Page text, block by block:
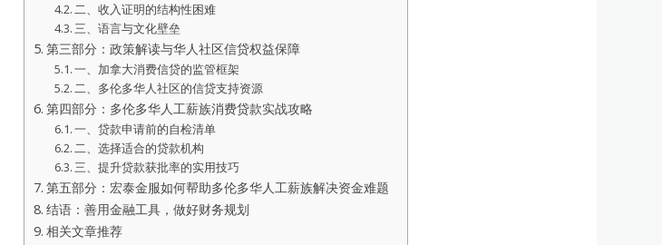
二、收入证明的结构性困难
三、语言与文化壁垒
第三部分：政策解读与华人社区信贷权益保障
一、加拿大消费信贷的监管框架
二、多伦多华人社区的信贷支持资源
第四部分：多伦多华人工薪族消费贷款实战攻略
一、贷款申请前的自检清单
二、选择适合的贷款机构
三、提升贷款获批率的实用技巧
第五部分：宏泰金服如何帮助多伦多华人工薪族解决资金难题
结语：善用金融工具，做好财务规划
相关文章推荐